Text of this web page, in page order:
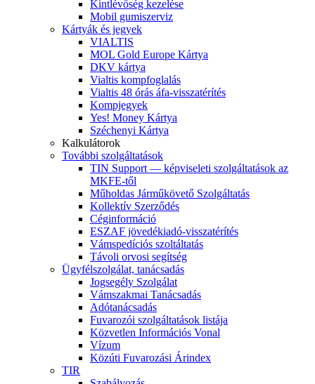
Kintlévőség kezelése
Mobil gumiszerviz
Kártyák és jegyek
VIALTIS
MOL Gold Europe Kártya
DKV kártya
Vialtis kompfoglalás
Vialtis 48 órás áfa-visszatérítés
Kompjegyek
Yes! Money Kártya
Széchenyi Kártya
Kalkulátorok
További szolgáltatások
TIN Support — képviseleti szolgáltatások az
MKFE-től
Műholdas Járműkövető Szolgáltatás
Kollektív Szerződés
Céginformáció
ESZAF jövedékiadó-visszatérítés
Vámspedíciós szoltáltatás
Távoli orvosi segítség
Ügyfélszolgálat, tanácsadás
Jogsegély Szolgálat
Vámszakmai Tanácsadás
Adótanácsadás
Fuvarozói szolgáltatások listája
Közvetlen Információs Vonal
Vízum
Közúti Fuvarozási Árindex
TIR